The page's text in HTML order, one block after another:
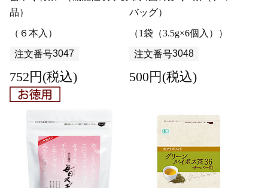
品）
（６本入）
注文番号3047
752円(税込)
バッグ）
（1袋（3.5g×6個入））
注文番号3048
500円(税込)